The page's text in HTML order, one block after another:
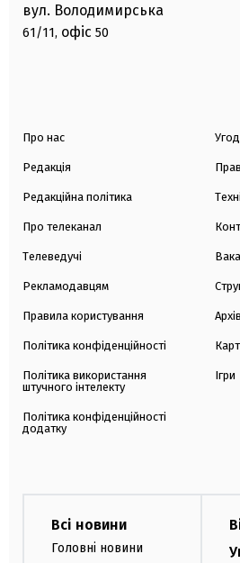
вул. Володимирська
61/11, офіс 50
Про нас
Редакція
Редакційна політика
Про телеканал
Телеведучі
Рекламодавцям
Правила користування
Політика конфіденційності
Політика використання
штучного інтелекту
Політика конфіденційності
додатку
Архів
Ігри
Всі новини
Головні новини